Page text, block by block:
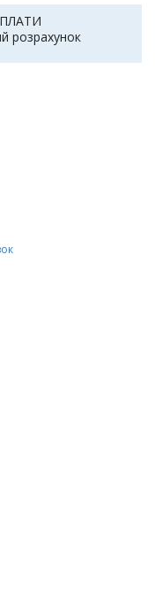
розрахунок